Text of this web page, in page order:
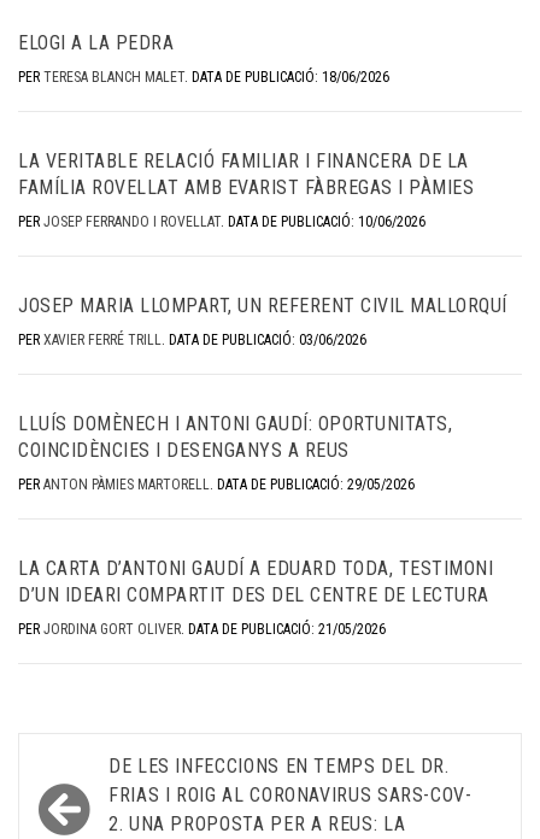
ELOGI A LA PEDRA
PER TERESA BLANCH MALET. DATA DE PUBLICACIÓ: 18/06/2026
LA VERITABLE RELACIÓ FAMILIAR I FINANCERA DE LA
FAMÍLIA ROVELLAT AMB EVARIST FÀBREGAS I PÀMIES
PER JOSEP FERRANDO I ROVELLAT. DATA DE PUBLICACIÓ: 10/06/2026
JOSEP MARIA LLOMPART, UN REFERENT CIVIL MALLORQUÍ
PER XAVIER FERRÉ TRILL. DATA DE PUBLICACIÓ: 03/06/2026
LLUÍS DOMÈNECH I ANTONI GAUDÍ: OPORTUNITATS,
COINCIDÈNCIES I DESENGANYS A REUS
PER ANTON PÀMIES MARTORELL. DATA DE PUBLICACIÓ: 29/05/2026
LA CARTA D’ANTONI GAUDÍ A EDUARD TODA, TESTIMONI
D’UN IDEARI COMPARTIT DES DEL CENTRE DE LECTURA
PER JORDINA GORT OLIVER. DATA DE PUBLICACIÓ: 21/05/2026
Navegació
d'entrades
DE LES INFECCIONS EN TEMPS DEL DR.
FRIAS I ROIG AL CORONAVIRUS SARS-COV-
2. UNA PROPOSTA PER A REUS: LA